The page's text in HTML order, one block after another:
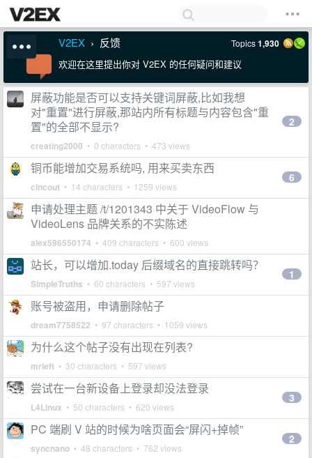
V2EX › 反馈 Topics1,930
欢迎在这里提出你对 V2EX 的任何疑问和建议
屏蔽功能是否可以支持关键词屏蔽,比如我想
对"重置"进行屏蔽,那站内所有标题与内容包含"重
置"的全部不显示?
creating2000 • 0 characters • 473 views
2
铜币能增加交易系统吗, 用来买卖东西
cincout • 14 characters • 1259 views
6
申请处理主题 /t/1201343 中关于 VideoFlow 与
VideoLens 品牌关系的不实陈述
alex596550174 • 409 characters • 600 views
站长，可以增加.today 后缀域名的直接跳转吗？
SimpleTruths • 60 characters • 597 views
1
账号被盗用，申请删除帖子
dream7758522 • 97 characters • 1059 views
为什么这个帖子没有出现在列表?
mrleft • 30 characters • 597 views
尝试在一台新设备上登录却没法登录
L4Linux • 50 characters • 620 views
3
PC 端刷 V 站的时候为啥页面会“屏闪+掉帧”
syncnano • 48 characters • 762 views
2